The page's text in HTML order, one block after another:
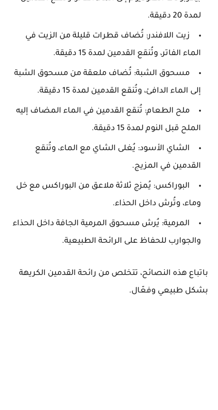
لمدة 20 دقيقة.
زيت اللافندر: تُضاف قطرات قليلة من الزيت في
الماء الفاتر، وتُنقع القدمين لمدة 15 دقيقة.
مسحوق الشبة: تُضاف ملعقة من مسحوق الشبة
إلى الماء الدافئ، وتُنقع القدمين لمدة 15 دقيقة.
ملح الطعام: تُنقع القدمين في الماء المضاف إليه
الملح قبل النوم لمدة 15 دقيقة.
الشاي الأسود: يُغلى الشاي مع الماء، وتُنقع
القدمين في المزيج.
البوراكس: يُمزج ثلاثة ملاعق من البوراكس مع خل
وماء، وتُرش داخل الحذاء.
المرمية: يُرش مسحوق المرمية الجافة داخل الحذاء
والجوارب للحفاظ على الرائحة الطبيعية.
باتباع هذه النصائح، تتخلص من رائحة القدمين الكريهة
بشكل طبيعي وفعّال.